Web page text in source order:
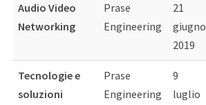
Audio Video
Networking
Prase
Engineering
21
giugno
2019
Tecnologie e
soluzioni
Prase
Engineering
9
luglio